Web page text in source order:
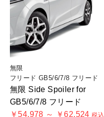
無限
フリード GB5/6/7/8 フリード
無限 Side Spoiler for
GB5/6/7/8 フリード
￥54,978 ～ ￥62,524税込